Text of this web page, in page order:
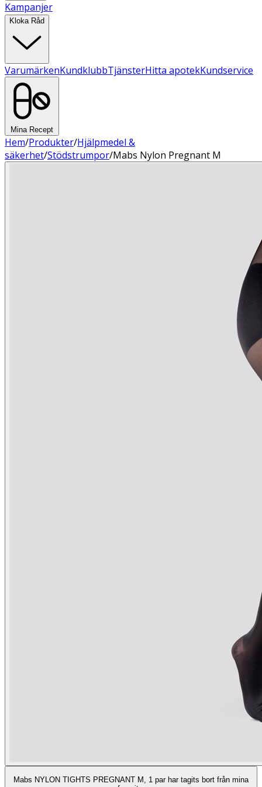
Kampanjer
Kloka Råd
VarumärkenKundklubbTjänsterHitta apotekKundservice
Mina Recept
Hem/Produkter/Hjälpmedel &
säkerhet/Stödstrumpor/Mabs Nylon Pregnant M
Mabs NYLON TIGHTS PREGNANT M, 1 par har tagits bort från mina